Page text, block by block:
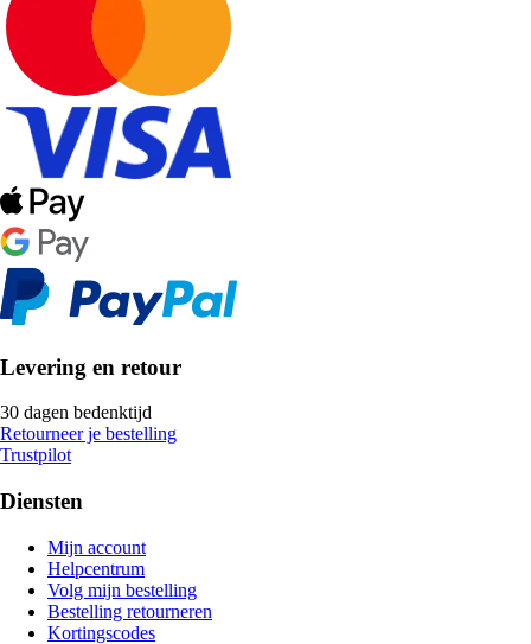
Levering en retour
30 dagen bedenktijd
Retourneer je bestelling
Trustpilot
Diensten
Mijn account
Helpcentrum
Volg mijn bestelling
Bestelling retourneren
Kortingscodes